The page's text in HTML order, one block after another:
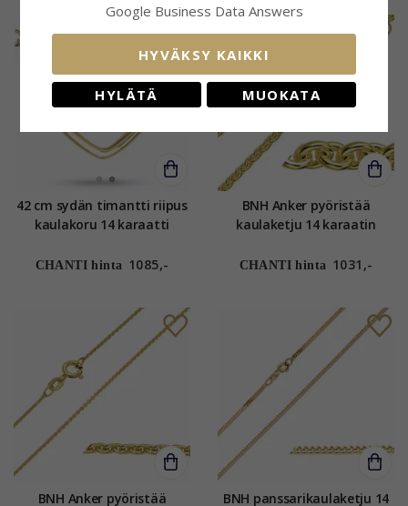
42 cm sydän timantti riipus
kaulakoru 14 karaatti
CHANTI hinta 1085,-
BNH Anker pyöristää
kaulaketju 14 karaatin
CHANTI hinta 1031,-
BNH Anker pyöristää
BNH panssarikaulaketju 14
Google Business Data Answers
HYVÄKSY KAIKKI
HYLÄTÄ MUOKATA